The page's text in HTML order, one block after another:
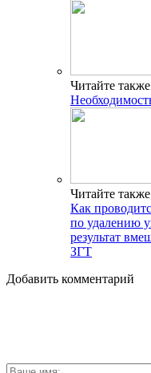
Читайте
Читайте
Как
по удалению
результат
ЗГТ
Добавить комментарий